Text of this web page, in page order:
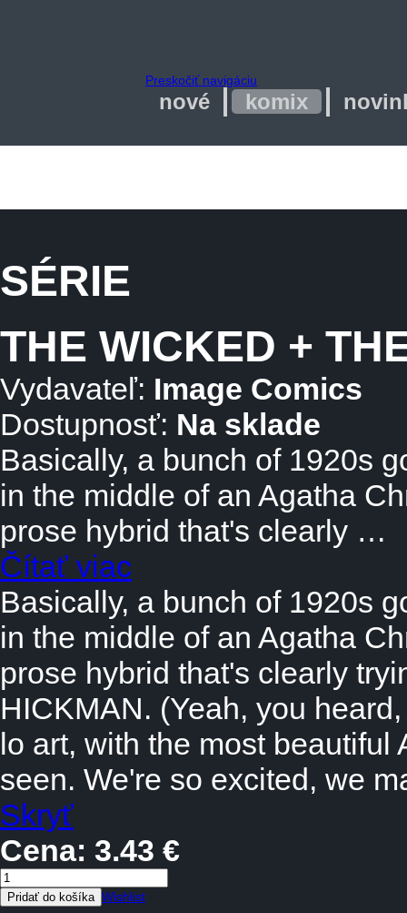
Preskočiť navigáciu
nové komix
SÉRIE
THE WICKED +
Vydavateľ: Image Comics
Dostupnosť: Na sklade
Basically, a bunch of 1920s
in the middle of an Agatha
prose hybrid that's clearly …
Čítať viac
Basically, a bunch of 1920s
in the middle of an Agatha
prose hybrid that's clearly
HICKMAN. (Yeah, you
lo art, with the most
seen. We're so excited, we
Skryť
Cena: 3.43 €
Wishlist